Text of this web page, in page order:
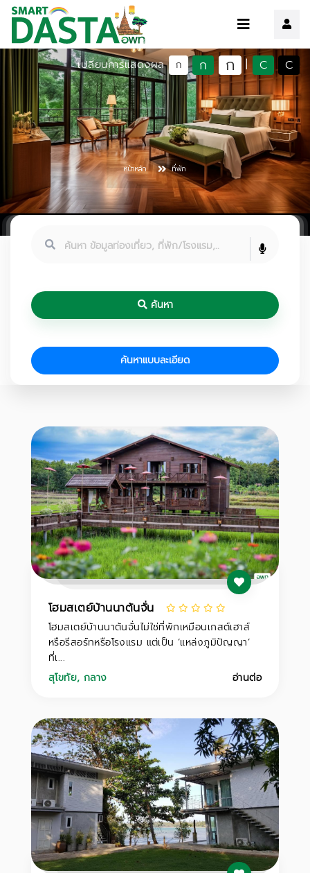
เปลี่ยนการแสดงผล ก ก ก C C
หน้าหลัก ที่พัก
ค้นหา
ค้นหาแบบละเอียด
โฮมสเตย์บ้านนาต้นจั่น
โฮมสเตย์บ้านนาต้นจั่นไม่ใช่ที่พักเหมือนเกสต์เฮาส์
หรือรีสอร์ทหรือโรงแรม แต่เป็น ‘แหล่งภูมิปัญญา’
ที่เ...
สุโขทัย, กลาง อ่านต่อ